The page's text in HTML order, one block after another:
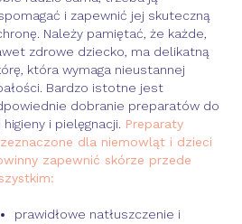
i zapewnić jej skuteczną
Należy pamiętać, że każde,
zdrowe dziecko, ma delikatną
która wymaga nieustannej
Bardzo istotne jest
dobranie preparatów do
higieny i pielęgnacji. Preparaty
dla niemowląt i dzieci
zapewnić skórze przede
prawidłowe natłuszczenie i